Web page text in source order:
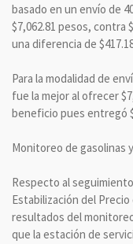
basado en un envío de
$7,062.81 pesos, contra
una diferencia de
Para la modalidad de
fue la mejor al ofrecer
beneficio pues entregó
Monitoreo de gasolinas
Respecto al
Estabilización del
resultados del
que la estación de